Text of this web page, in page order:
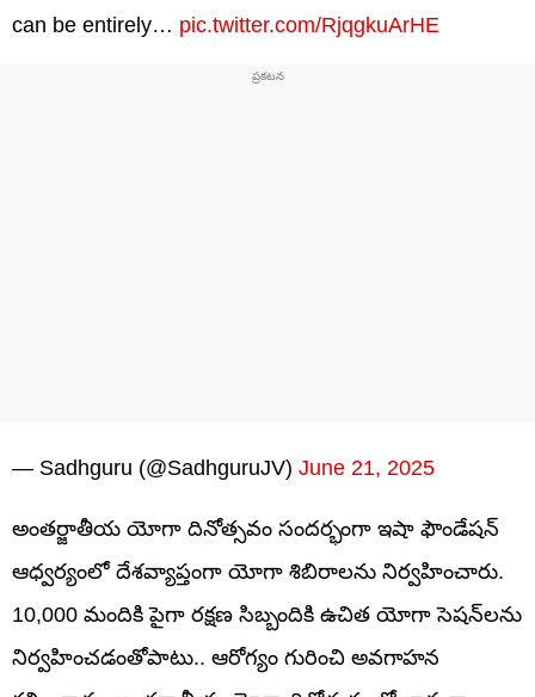
can be entirely… pic.twitter.com/RjqgkuArHE
— Sadhguru (@SadhguruJV) June 21, 2025
అంతర్జాతీయ యోగా దినోత్సవం సందర్భంగా ఇషా ఫౌండేషన్
ఆధ్వర్యంలో దేశవ్యాప్తంగా యోగా శిబిరాలను నిర్వహించారు.
10,000 మందికి పైగా రక్షణ సిబ్బందికి ఉచిత యోగా సెషన్‌లను
నిర్వహించడంతోపాటు.. ఆరోగ్యం గురించి అవగాహన